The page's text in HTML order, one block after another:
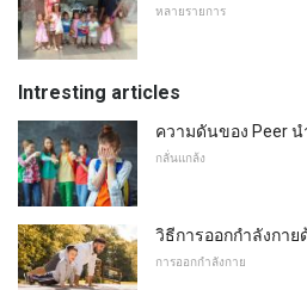
หลายรายการ
Intresting articles
ความดันของ Peer
กลั่นแกล้ง
วิธีการออกกำลังกา
การออกกำลังกาย